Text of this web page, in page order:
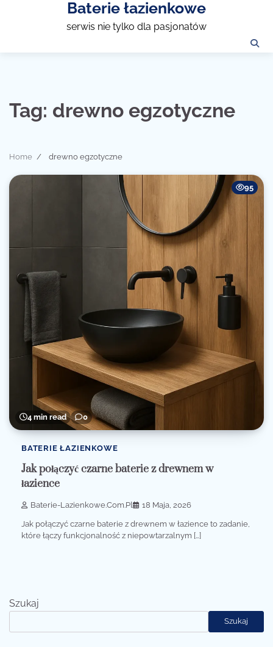
Baterie łazienkowe
serwis nie tylko dla pasjonatów
Tag: drewno egzotyczne
Home drewno egzotyczne
4 min read 0
95
BATERIE ŁAZIENKOWE
Jak połączyć czarne baterie z drewnem w
łazience
Baterie-Lazienkowe.com.pl 18 Maja, 2026
Jak połączyć czarne baterie z drewnem w łazience to zadanie,
które łączy funkcjonalność z niepowtarzalnym […]
Szukaj
Szukaj